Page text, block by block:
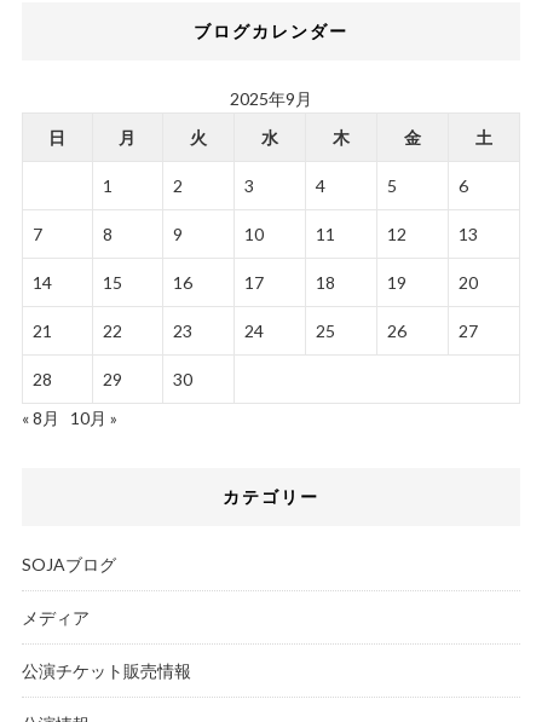
ブログカレンダー
2025年9月
日
月 火 水 木 金 土
1 2 3 4 5 6
7 8 9 10 11 12 13
14 15 16 17 18 19 20
21 22 23 24 25 26 27
28 29
30
« 8月
10月 »
カテゴリー
SOJAブログ
メディア
公演チケット販売情報